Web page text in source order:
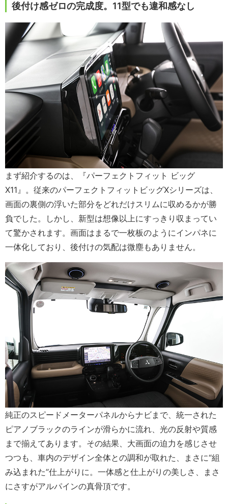
後付け感ゼロの完成度。11型でも違和感なし
まず紹介するのは、『パーフェクトフィット ビッグ
X11』。従来のパーフェクトフィットビッグXシリーズは、
画面の裏側の浮いた部分をどれだけスリムに収めるかが勝
負でした。しかし、新型は想像以上にすっきり収まってい
て驚かされます。画面はまるで一枚板のようにインパネに
一体化しており、後付けの気配は微塵もありません。
純正のスピードメーターパネルからナビまで、統一された
ピアノブラックのラインが滑らかに流れ、光の反射や質感
まで揃えてあります。その結果、大画面の迫力を感じさせ
つつも、車内のデザイン全体との調和が取れた、まさに“組
み込まれた”仕上がりに。一体感と仕上がりの美しさ、まさ
にさすがアルパインの真骨頂です。